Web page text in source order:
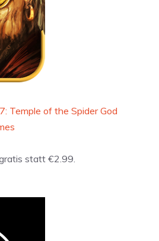
Temple of the Spider God
statt €2.99.